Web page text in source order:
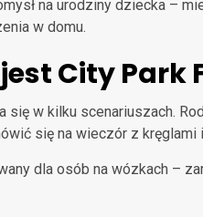
na urodziny dziecka –
w domu.
City Park
się w kilku scenariuszach.
się na wieczór z
dla osób na wózkach –